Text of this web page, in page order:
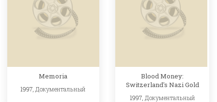
Memoria
1997, Документальный
Blood Money:
Switzerland's Nazi Gold
1997, Документальный